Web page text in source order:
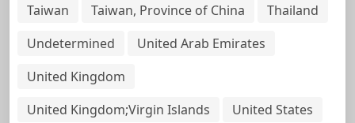
Taiwan
Taiwan, Province of China
Thailand
Undetermined
United Arab Emirates
United Kingdom
United Kingdom;Virgin Islands
United States